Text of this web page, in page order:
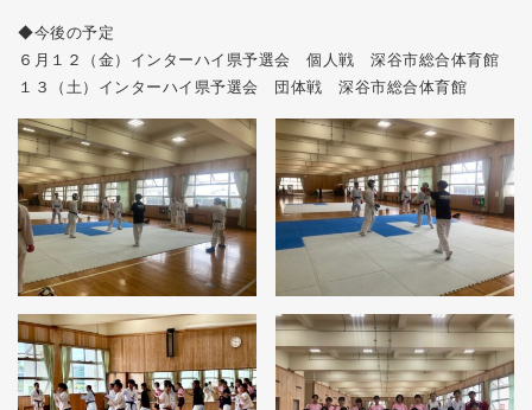
◆今後の予定
６月１２（金）インターハイ県予選会 個人戦 深谷市総合体育館
１３（土）インターハイ県予選会 団体戦 深谷市総合体育館